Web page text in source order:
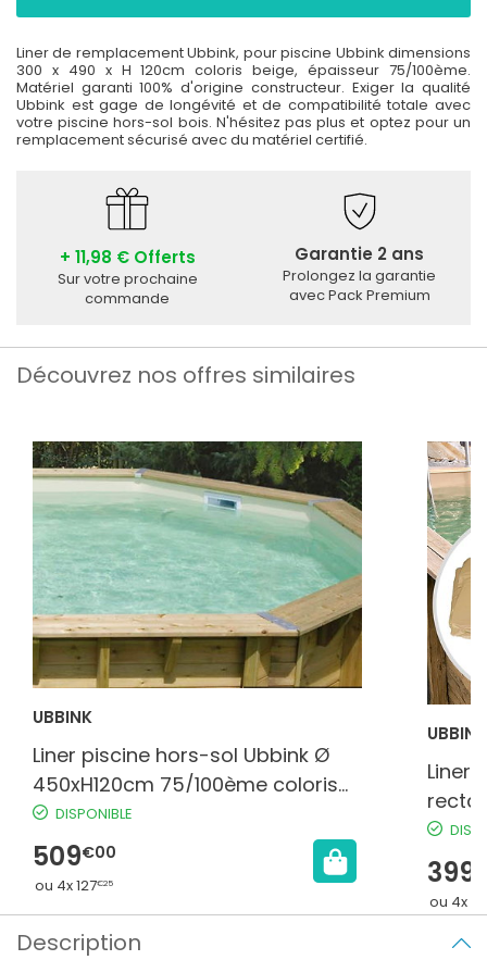
Liner de remplacement Ubbink, pour piscine Ubbink dimensions
300 x 490 x H 120cm coloris beige, épaisseur 75/100ème.
Matériel garanti 100% d'origine constructeur. Exiger la qualité
Ubbink est gage de longévité et de compatibilité totale avec
votre piscine hors-sol bois. N'hésitez pas plus et optez pour un
remplacement sécurisé avec du matériel certifié.
+ 11,98 € Offerts
Sur votre prochaine
commande
Garantie 2 ans
Prolongez la garantie
avec Pack Premium
Découvrez nos offres similaires
UBBINK
Liner piscine hors-sol Ubbink Ø
450xH120cm 75/100ème coloris
beige
DISPONIBLE
509€00
ou 4x 127€25
UBBINK
Liner
75/
399
ou 4x 99
Description